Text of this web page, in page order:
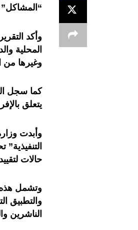
“المشاكل”
وأكد
المحلية
وغيرها من
كما سجل
يتعلق
وأبدت
حالات
وتشمل هذه
والتطبيق
الناشرين